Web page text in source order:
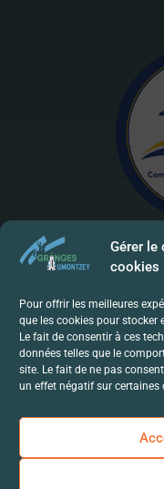
Gérer le
cookies
Pour offrir les meilleures
que les cookies pour
Le fait de consentir à ces
données telles que le
site. Le fait de ne pas
un effet négatif sur